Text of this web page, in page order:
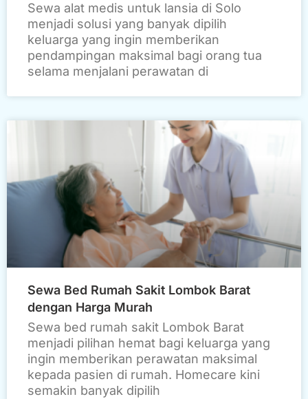
Sewa alat medis untuk lansia di Solo
menjadi solusi yang banyak dipilih
keluarga yang ingin memberikan
pendampingan maksimal bagi orang tua
selama menjalani perawatan di
Sewa Bed Rumah Sakit Lombok Barat
dengan Harga Murah
Sewa bed rumah sakit Lombok Barat
menjadi pilihan hemat bagi keluarga yang
ingin memberikan perawatan maksimal
kepada pasien di rumah. Homecare kini
semakin banyak dipilih